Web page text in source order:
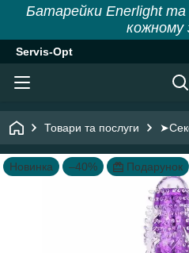
Батарейки Enerlight та
кожному
Servis-Opt
Товари та послуги
Новинка –40% Подарунок